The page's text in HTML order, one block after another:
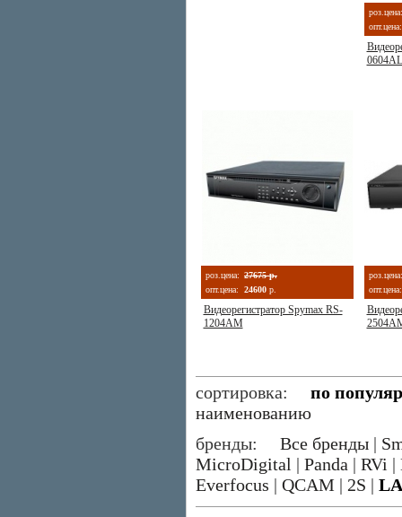
роз.цена:
опт.цена:
0604AL
роз.цена: 27675 р.
опт.цена:
24600 р.
Видеорегистратор Spymax RS-
1204AM
роз.цена:
опт.цена:
сортировка: по
наименованию
бренды: Все бренды |
MicroDigital | Panda | RVi |
Everfocus | QCAM | 2S |